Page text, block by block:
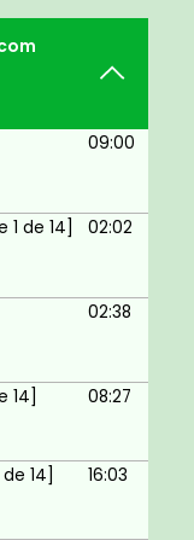
e guardar
e salvar
PDF;
salvar como
páginas de
para que
PDF em um
PDF.
09:00
1 de 14] 02:02
02:38
14] 08:27
14] 16:03